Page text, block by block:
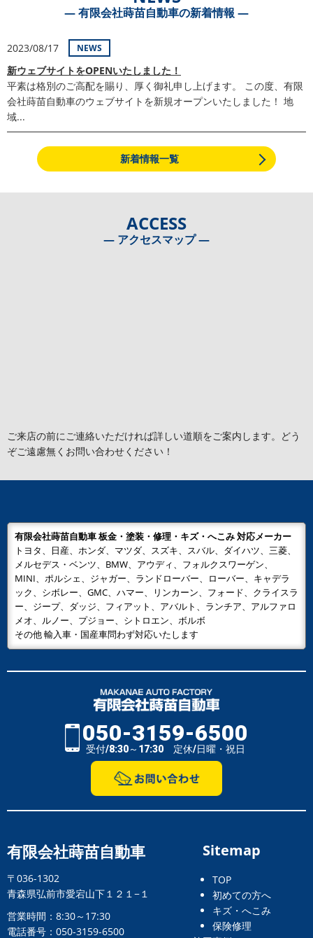
― 有限会社蒔苗自動車の新着情報 ―
2023/08/17 NEWS
新ウェブサイトをOPENいたしました！
平素は格別のご高配を賜り、厚く御礼申し上げます。 この度、有限
会社蒔苗自動車のウェブサイトを新規オープンいたしました！ 地
域...
新着情報一覧
ACCESS
― アクセスマップ ―
ご来店の前にご連絡いただければ詳しい道順をご案内します。どう
ぞご遠慮無くお問い合わせください！
有限会社蒔苗自動車 板金・塗装・修理・キズ・へこみ 対応メーカー
トヨタ、日産、ホンダ、マツダ、スズキ、スバル、ダイハツ、三菱、
メルセデス・ベンツ、BMW、アウディ、フォルクスワーゲン、
MINI、ポルシェ、ジャガー、ランドローバー、ローバー、キャデラ
ック、シボレー、GMC、ハマー、リンカーン、フォード、クライスラ
ー、ジープ、ダッジ、フィアット、アバルト、ランチア、アルファロ
メオ、ルノー、プジョー、シトロエン、ボルボ
その他 輸入車・国産車問わず対応いたします
050-3159-6500
受付/8:30～17:30 定休/日曜・祝日
有限会社蒔苗自動車
〒036-1302
青森県弘前市愛宕山下１２１−１
営業時間：8:30～17:30
電話番号：050-3159-6500
Sitemap
TOP
初めての方へ
キズ・へこみ
保険修理